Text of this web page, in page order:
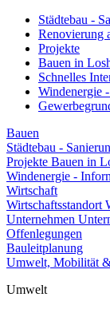
Städtebau -
Renovierung
Projekte
Bauen in
Schnelles
Windenergie
Bauen
Städtebau -
Projekte Bauen in
Windenergie -
Wirtschaft
Wirtschaftsstandort
Unternehmen
Offenlegungen
Bauleitplanung
Umwelt, Mobilität
Umwelt